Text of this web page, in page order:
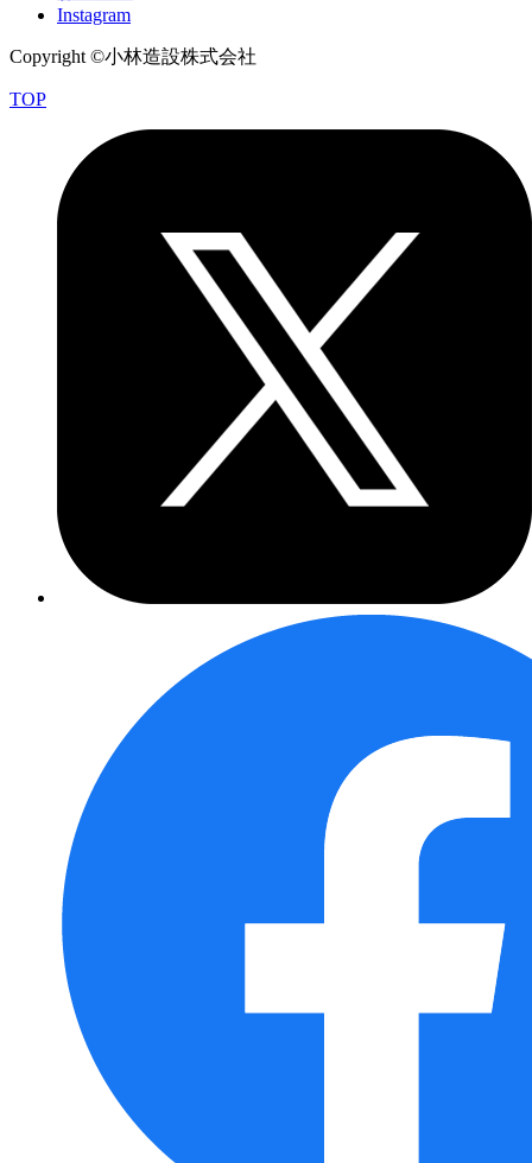
Instagram
Copyright ©小林造設株式会社
TOP